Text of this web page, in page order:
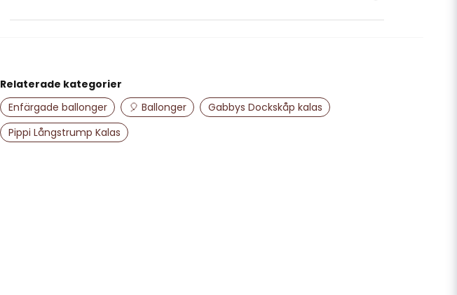
name
Namn email
Mejladress
Relaterade kategorier
Enfärgade ballonger
🎈 Ballonger
Gabbys Dockskåp kalas
Pippi Långstrump Kalas